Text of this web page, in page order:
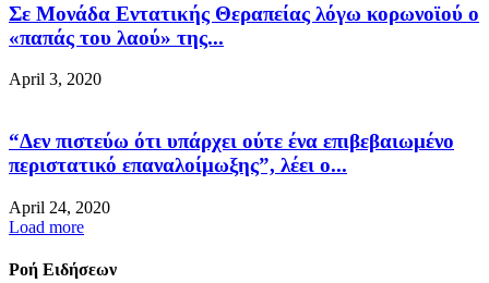
Σε Μονάδα Εντατικής Θεραπείας λόγω κορωνοϊού ο
«παπάς του λαού» της...
April 3, 2020
“Δεν πιστεύω ότι υπάρχει ούτε ένα επιβεβαιωμένο
περιστατικό επαναλοίμωξης”, λέει ο...
April 24, 2020
Load more
Ροή Ειδήσεων